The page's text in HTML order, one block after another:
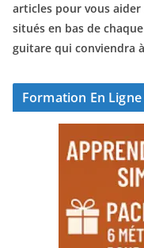
articles pour vous
situés en bas de
guitare qui conviendra
Formation En Ligne